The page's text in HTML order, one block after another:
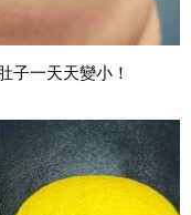
子一天天變小！